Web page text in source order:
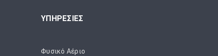
ΥΠΗΡΕΣΙΕΣ
Φυσικό Αέριο